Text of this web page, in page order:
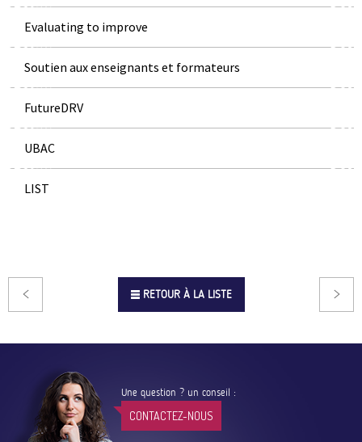
Evaluating to improve
Soutien aux enseignants et formateurs
FutureDRV
UBAC
LIST
RETOUR À LA LISTE
Une question ? un conseil :
CONTACTEZ-NOUS